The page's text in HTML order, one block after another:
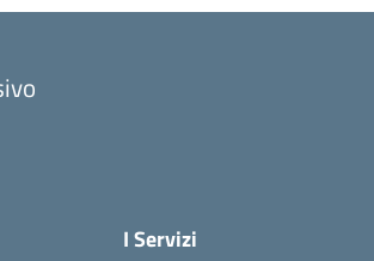
I Servizi